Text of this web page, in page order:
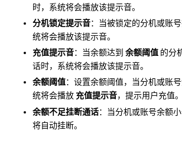
时，系统将会播放该提示音。
分机锁定提示音：当被锁定的分机或账
统将会播放该提示音。
充值提示音：当余额达到 余额阈值 的分
话时，系统将会播放该提示音。
余额阈值：设置余额阈值，当分机或账
统将会播放 充值提示音，提示用户充值。
余额不足挂断通话：当分机或账号余额
将自动挂断。